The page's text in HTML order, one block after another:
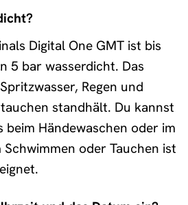
Digital One GMT ist bis
5 bar wasserdicht. Das
Regen und
standhält. Du kannst
beim Händewaschen oder im
Schwimmen oder Tauchen ist